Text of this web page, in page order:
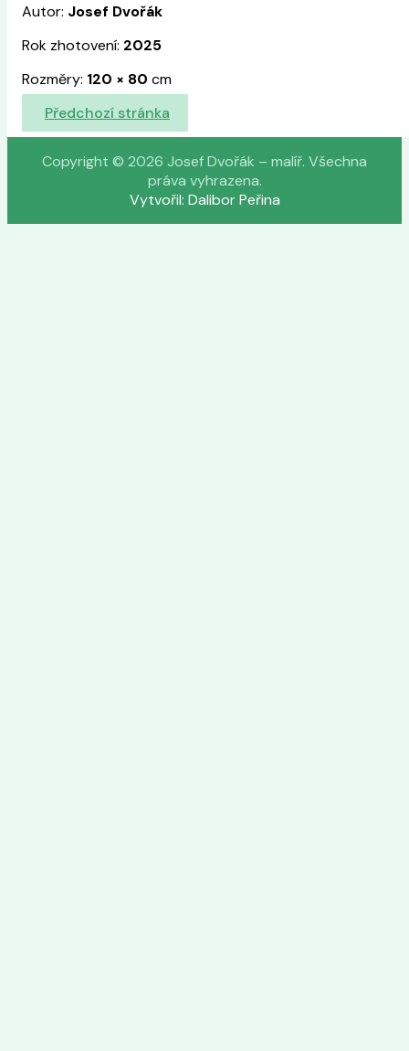
Autor: Josef Dvořák
Rok zhotovení: 2025
Rozměry: 120 × 80 cm
Předchozí stránka
Copyright © 2026 Josef Dvořák – malíř. Všechna
práva vyhrazena.
Vytvořil: Dalibor Peřina